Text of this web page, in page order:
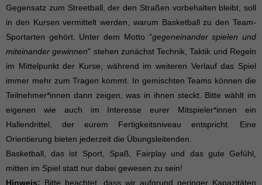
Gegensatz zum Streetball, der den Straßen vorbehalten bleibt, soll
in den Kursen vermittelt werden, warum Basketball zu den Team-
Sportarten gehört. Unter dem Motto "gegeneinander spielen und
miteinander gewinnen" stehen zunächst Technik, Taktik und Regeln
im Mittelpunkt der Kurse, während im weiteren Verlauf das Spiel
immer mehr zum Tragen kommt. In gemischten Teams können die
Teilnehmer*innen dann zeigen, was in ihnen steckt. Bitte wählt im
eigenen wie auch im Interesse eurer Mitspieler*innen ein
Hallendrittel, der eurem Fertigkeitsniveau entspricht. Eine
Orientierung bieten jederzeit die Übungsleitenden.
Basketball, das ist Sport, Spaß, Fairplay und das gute Gefühl,
mitten im Spiel statt nur dabei gewesen zu sein!
Hinweis: Bitte beachtet, dass wir aufgrund geringer Kapazitäten